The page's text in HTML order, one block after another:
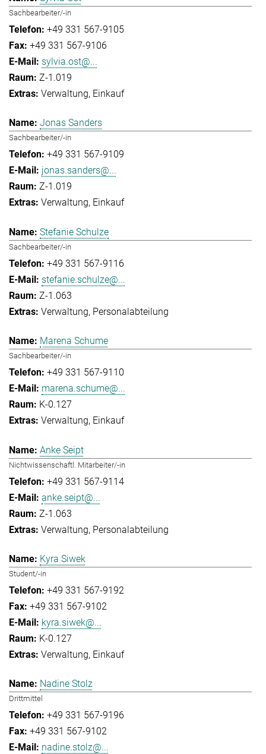
Sachbearbeiter/-in
+49 331 567-9105
+49 331 567-9106
sylvia.ost@...
Z-1.019
Verwaltung Einkauf
Jonas Sanders
Sachbearbeiter/-in
+49 331 567-9109
jonas.sanders@...
Z-1.019
Verwaltung Einkauf
Stefanie Schulze
Sachbearbeiter/-in
+49 331 567-9116
stefanie.schulze@...
Z-1.063
Verwaltung Personalabteilung
Marena Schume
Sachbearbeiter/-in
+49 331 567-9110
marena.schume@...
K-0.127
Verwaltung Einkauf
Anke Seipt
Nichtwissenschaftl. Mitarbeiter/-in
+49 331 567-9114
anke.seipt@...
Z-1.063
Verwaltung Personalabteilung
Kyra Siwek
Student/-in
+49 331 567-9192
+49 331 567-9102
kyra.siwek@...
K-0.127
Verwaltung Einkauf
Nadine Stolz
Drittmittel
+49 331 567-9196
+49 331 567-9102
nadine.stolz@...